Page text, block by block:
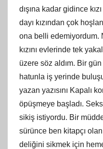
dışına kadar gidince
dayı kızından çok
ona belli edemiyordum.
kızını evlerinde tek
üzere söz aldım. Bir
hatunla iş yerinde
yazan yazısını Kapalı
öpüşmeye başladı.
sikiş istiyordu. Bir
sürünce ben kitapçı olan
deliğini sikmek için